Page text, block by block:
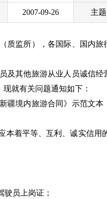
2007-09-26 主
监所），各国际、国内旅
及其他旅游从业人员诚信经
就有关问题通知如下：
疆境内旅游合同》示范文本
本着平等、互利、诚实信用
驶员上岗证；